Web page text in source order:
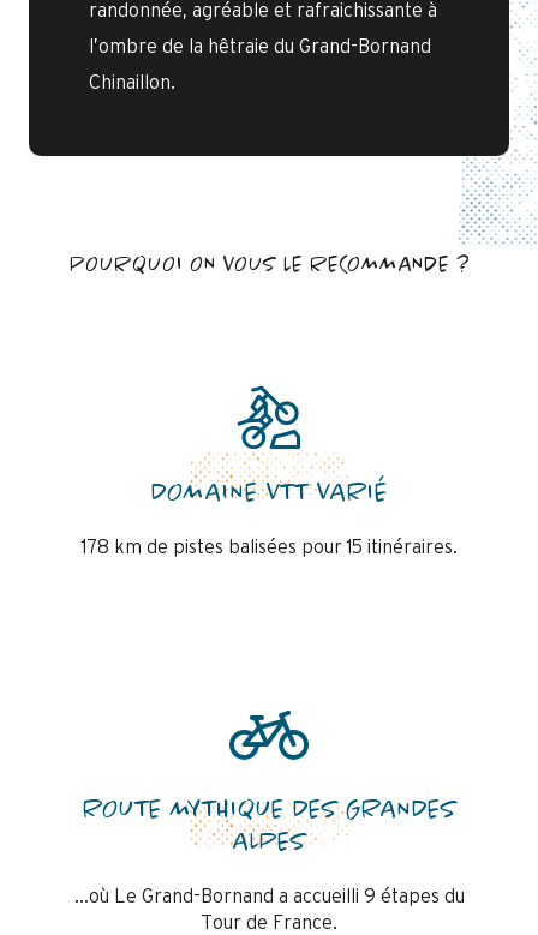
randonnée, agréable et rafraichissante à
l’ombre de la hêtraie du Grand-Bornand
Chinaillon.
POURQUOI ON VOUS LE RECOMMANDE ?
DOMAINE VTT VARIÉ
178 km de pistes balisées pour 15 itinéraires.
ROUTE MYTHIQUE DES GRANDES
ALPES
…où Le Grand-Bornand a accueilli 9 étapes du
Tour de France.